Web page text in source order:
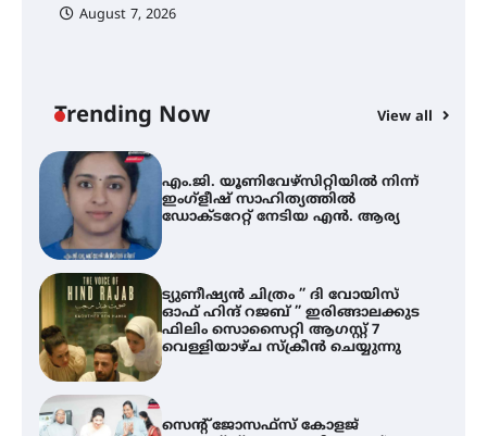
August 7, 2026
Trending Now View all
അവധി
എം.ജി. യൂണിവേഴ്‌സിറ്റിയിൽ നിന്ന്
ഇംഗ്ളീഷ് സാഹിത്യത്തിൽ
ഡോക്ടറേറ്റ് നേടിയ എൻ. ആര്യ
ട്യുണീഷ്യൻ ചിത്രം ” ദി വോയിസ്
ഓഫ് ഹിന്ദ് റജബ് ” ഇരിങ്ങാലക്കുട
ഫിലിം സൊസൈറ്റി ആഗസ്റ്റ് 7
വെള്ളിയാഴ്ച സ്‌ക്രീൻ ചെയ്യുന്നു
സെന്റ് ജോസഫ്സ് കോളജ്